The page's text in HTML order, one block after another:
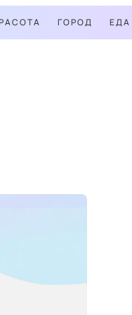
ГОРОД ЕДА